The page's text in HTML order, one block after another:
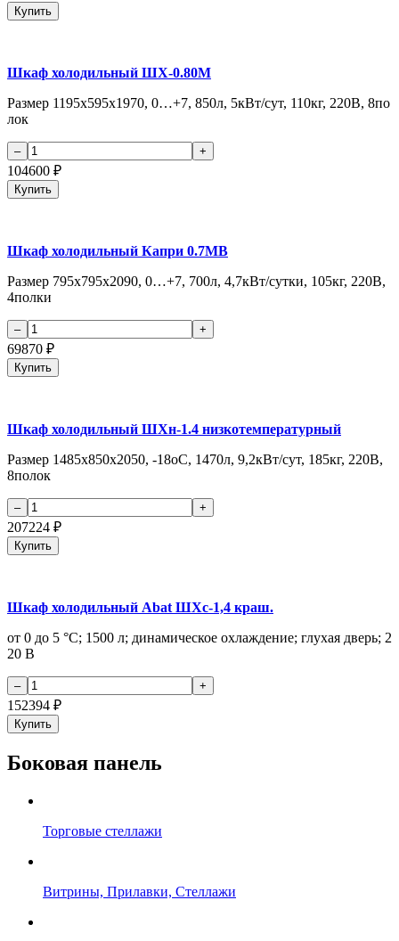
Купить
Шкаф холодильный ШХ-0.80М
Размер 1195х595х1970, 0…+7, 850л, 5кВт/сут, 110кг, 220В, 8по
лок
104600 ₽
Купить
Шкаф холодильный Капри 0.7МВ
Размер 795х795х2090, 0…+7, 700л, 4,7кВт/сутки, 105кг, 220В,
4полки
69870 ₽
Купить
Шкаф холодильный ШХн-1.4 низкотемпературный
Размер 1485х850х2050, -18оС, 1470л, 9,2кВт/сут, 185кг, 220В,
8полок
207224 ₽
Купить
Шкаф холодильный Abat ШХс-1,4 краш.
от 0 до 5 °C; 1500 л; динамическое охлаждение; глухая дверь; 2
20 В
152394 ₽
Купить
Боковая панель
Торговые стеллажи
Витрины, Прилавки, Стеллажи